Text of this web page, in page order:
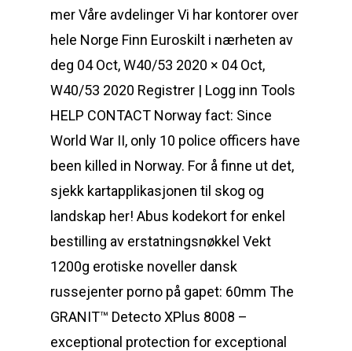
mer Våre avdelinger Vi har kontorer over
hele Norge Finn Euroskilt i nærheten av
deg 04 Oct, W40/53 2020 × 04 Oct,
W40/53 2020 Registrer | Logg inn Tools
HELP CONTACT Norway fact: Since
World War II, only 10 police officers have
been killed in Norway. For å finne ut det,
sjekk kartapplikasjonen til skog og
landskap her! Abus kodekort for enkel
bestilling av erstatningsnøkkel Vekt
1200g erotiske noveller dansk
russejenter porno på gapet: 60mm The
GRANIT™ Detecto XPlus 8008 –
exceptional protection for exceptional